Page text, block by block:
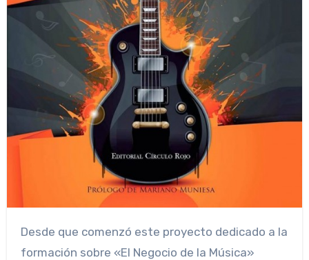
Desde que comenzó este proyecto dedicado a la
formación sobre «El Negocio de la Música»